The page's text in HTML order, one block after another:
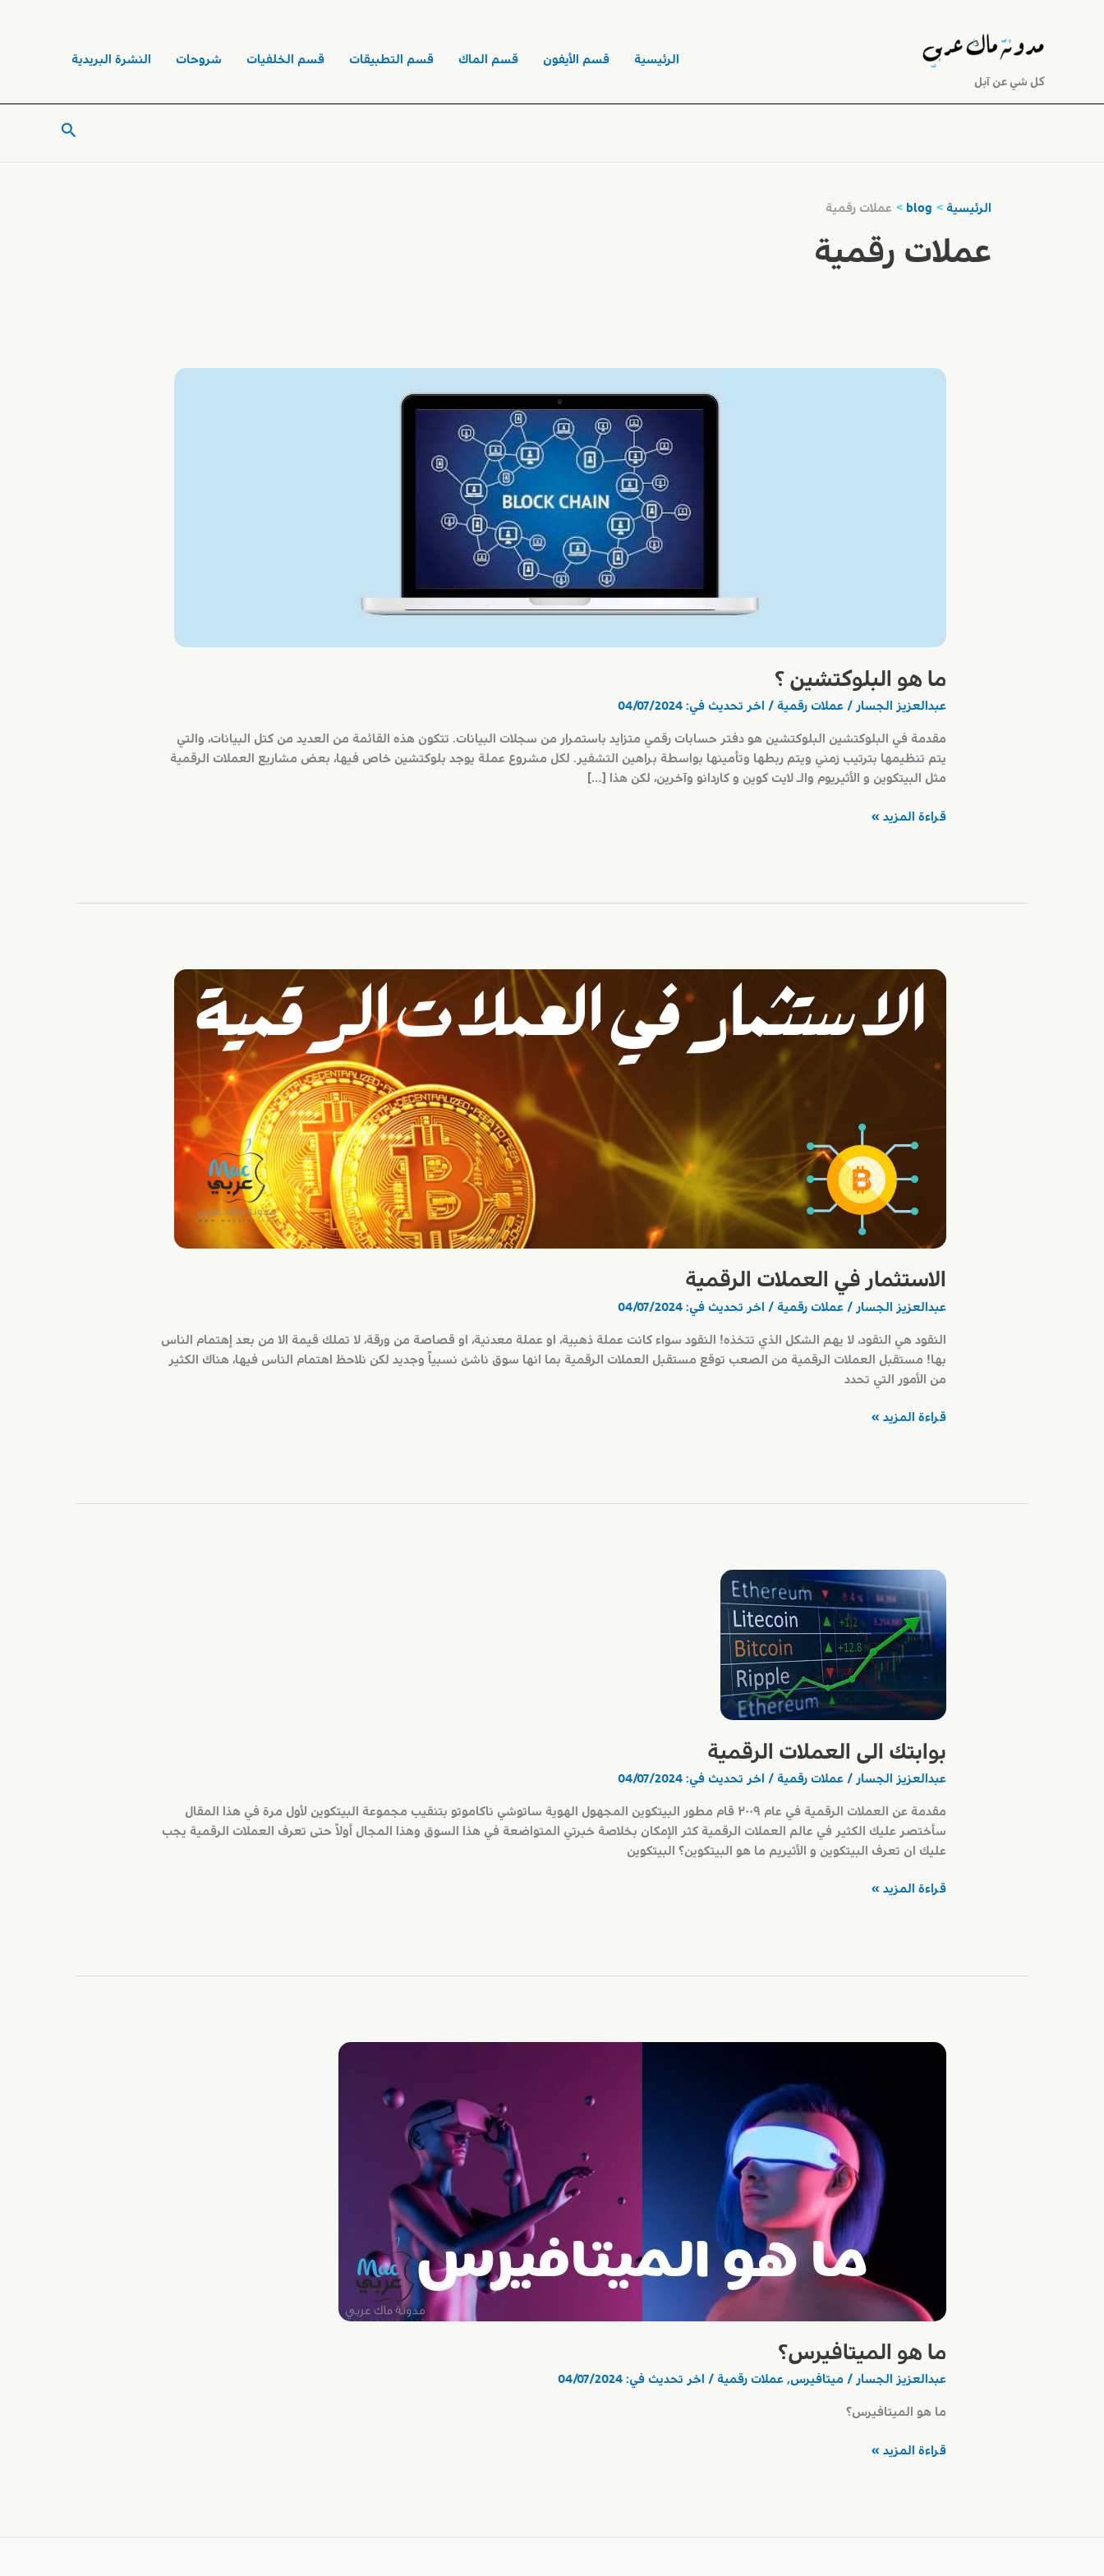
كل شي عن آبل
الرئيسية قسم الأيفون قسم الماك قسم التطبيقات قسم الخلفيات شروحات النشرة البريدية
البحث
الرئيسية blog عملات رقمية
عملات رقمية
ما هو البلوكتشين ؟
عبدالعزيز الجسار/عملات رقمية / اخر تحديث في: 04/07/2024
مقدمة في البلوكتشين البلوكتشين هو دفتر حسابات رقمي متزايد باستمرار من سجلات البيانات. تتكون هذه القائمة من العديد من كتل البيانات، والتي
يتم تنظيمها بترتيب زمني ويتم ربطها وتأمينها بواسطة براهين التشفير. لكل مشروع عملة يوجد بلوكتشين خاص فيها، بعض مشاريع العملات الرقمية
مثل البيتكوين و الأثيريوم والـ لايت كوين و كاردانو وآخرين، لكن هذا […]
ما
قراءة المزيد »
الاستثمار في العملات الرقمية
عبدالعزيز الجسار/عملات رقمية / اخر تحديث في: 04/07/2024
النقود هي النقود، لا يهم الشكل الذي تتخذه! النقود سواء كانت عملة ذهبية، او عملة معدنية، او قصاصة من ورقة، لا تملك قيمة الا من بعد إهتمام الناس
بها! مستقبل العملات الرقمية من الصعب توقع مستقبل العملات الرقمية بما انها سوق ناشئ نسبياً وجديد لكن نلاحظ اهتمام الناس فيها، هناك الكثير
من الأمور التي تحدد
الاستثمار
قراءة المزيد »
بوابتك الى العملات الرقمية
عبدالعزيز الجسار/عملات رقمية / اخر تحديث في: 04/07/2024
مقدمة عن العملات الرقمية في عام ٢٠٠٩ قام مطور البيتكوين المجهول الهوية ساتوشي ناكاموتو بتنقيب مجموعة البيتكوين لأول مرة في هذا المقال
سأختصر عليك الكثير في عالم العملات الرقمية كثر الإمكان بخلاصة خبرتي المتواضعة في هذا السوق وهذا المجال أولاً حتى تعرف العملات الرقمية يجب
عليك ان تعرف البيتكوين و الأثيريم ما هو البيتكوين؟ البيتكوين
بوابتك
قراءة المزيد »
ما هو الميتافيرس؟
عبدالعزيز الجسار/ ميتافيرس,عملات رقمية / اخر تحديث في: 04/07/2024
ما هو الميتافيرس؟
ما
قراءة المزيد »